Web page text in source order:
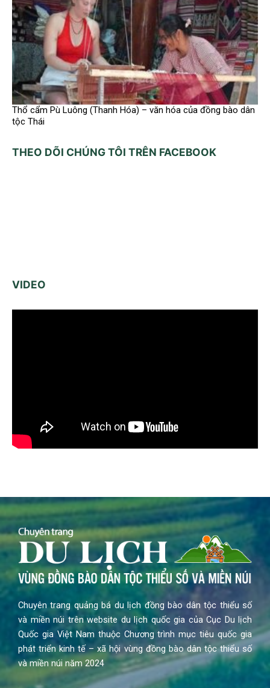
Thổ cẩm Pù Luông (Thanh Hóa) – văn hóa của đồng bào dân
tộc Thái
THEO DÕI CHÚNG TÔI TRÊN FACEBOOK
VIDEO
Chuyên trang quảng bá du lịch đồng bào dân tộc thiểu số
và miền núi trên website du lịch quốc gia của Cục Du lịch
Quốc gia Việt Nam thuộc Chương trình mục tiêu quốc gia
phát triển kinh tế – xã hội vùng đồng bào dân tộc thiểu số
và miền núi năm 2024